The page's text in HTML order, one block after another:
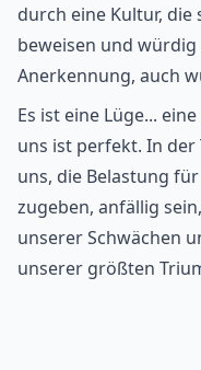
durch eine Kultur, die
beweisen und
Anerkennung, auch
Es ist eine Lüge...
uns ist perfekt. In der
uns, die Belastung
zugeben, anfällig
unserer Schwächen
unserer größten